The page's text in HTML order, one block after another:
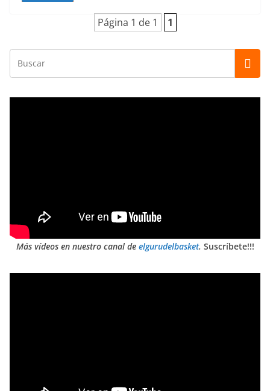
Página 1 de 1 1
Más vídeos en nuestro canal de elgurudelbasket. Suscríbete!!!